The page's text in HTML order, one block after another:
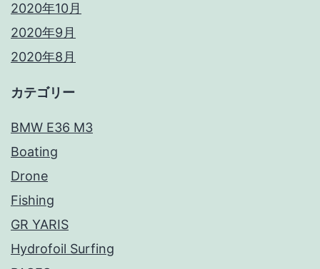
2020年10月
2020年9月
2020年8月
カテゴリー
BMW E36 M3
Boating
Drone
Fishing
GR YARIS
Hydrofoil Surfing